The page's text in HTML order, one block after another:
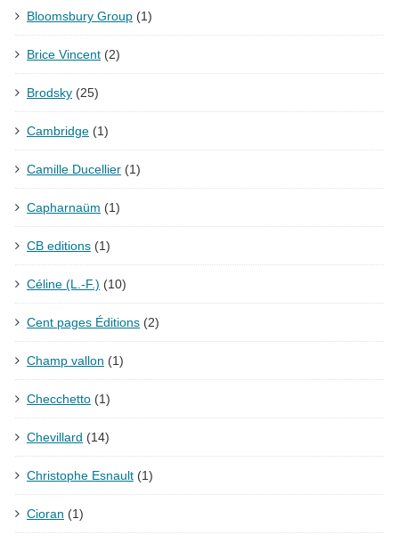
Bloomsbury Group (1)
Brice Vincent (2)
Brodsky (25)
Cambridge (1)
Camille Ducellier (1)
Capharnaüm (1)
CB editions (1)
Céline (L.-F.) (10)
Cent pages Éditions (2)
Champ vallon (1)
Checchetto (1)
Chevillard (14)
Christophe Esnault (1)
Cioran (1)